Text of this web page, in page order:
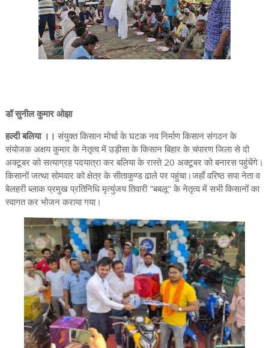
डॉ सुनील कुमार ओझा
हल्दी बलिया ।। संयुक्त किसान मोर्चा के घटक नव निर्माण किसान संगठन के
संयोजक अक्षय कुमार के नेतृत्व में उड़ीसा के किसान बिहार के चंपारण जिला से दो
अक्टूबर को सत्याग्रह पदयात्रा कर बलिया के रास्ते 20 अक्टूबर को बनारस पहुंचेंगे।
किसानों जत्था सोमवार को क्षेत्र के सीताकुण्ड ढाले पर पहुंचा।जहाँ वरिष्ठ सपा नेता व
बेलहरी ब्लाक प्रमुख प्रतिनिधि मृत्युंजय तिवारी "बबलू" के नेतृत्व में सभी किसानों का
स्वागत कर भोजन कराया गया।